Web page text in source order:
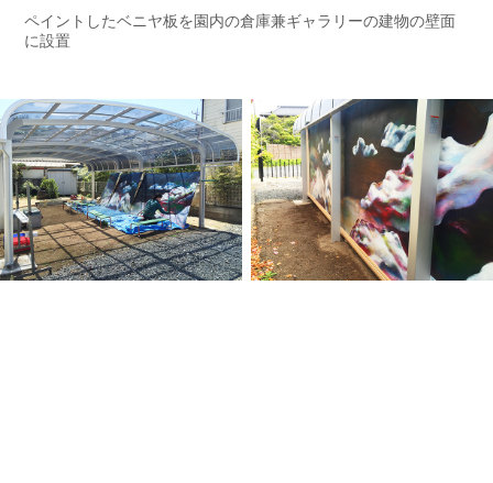
ペイントしたベニヤ板を園内の倉庫兼ギャラリーの建物の壁面
に設置